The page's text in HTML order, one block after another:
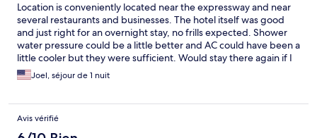
Location is conveniently located near the expressway and near
several restaurants and businesses. The hotel itself was good
and just right for an overnight stay, no frills expected. Shower
water pressure could be a little better and AC could have been a
little cooler but they were sufficient. Would stay there again if I
have a similar need for a room again.
Joel, séjour de 1 nuit
Avis vérifié